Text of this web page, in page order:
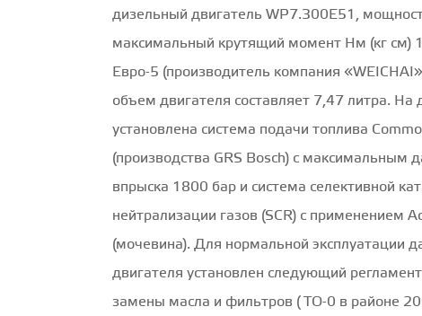
дизельный двигатель WP7.300E51,
максимальный крутящий момент Нм (кг см)
Евро-5 (производитель компания
объем двигателя составляет 7,47 литра. На
установлена система подачи топлива
(производства GRS Bosch) с максимальным
впрыска 1800 бар и система селективной
нейтрализации газов (SCR) c применением
(мочевина). Для нормальной эксплуатации
двигателя установлен следующий
замены масла и фильтров ( ТО-0 в районе